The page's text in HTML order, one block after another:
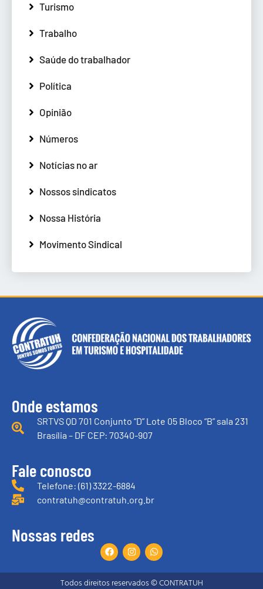
Turismo
Trabalho
Saúde do trabalhador
Política
Opinião
Números
Notícias no ar
Nossos sindicatos
Nossa História
Movimento Sindical
Onde estamos
SRTVS QD 701 Conjunto “D” Lote 05 Bloco “B” sala 231
Brasília – DF CEP: 70340-907
Fale conosco
Telefone: (61) 3322-6884
contratuh@contratuh.org.br
Nossas redes
Todos direitos reservados © CONTRATUH